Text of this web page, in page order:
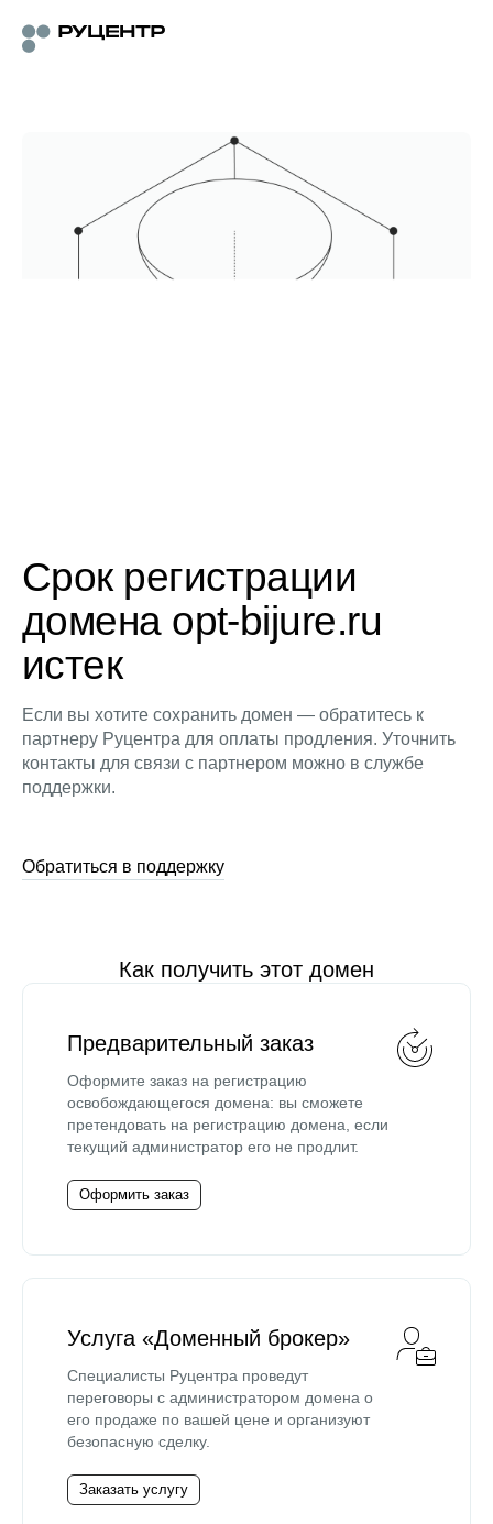
Срок регистрации
домена opt-bijure.ru
истек
Если вы хотите сохранить домен — обратитесь к
партнеру Руцентра для оплаты продления. Уточнить
контакты для связи с партнером можно в службе
поддержки.
Обратиться в поддержку
Как получить этот домен
Предварительный заказ
Оформите заказ на регистрацию
освобождающегося домена: вы сможете
претендовать на регистрацию домена, если
текущий администратор его не продлит.
Оформить заказ
Услуга «Доменный брокер»
Специалисты Руцентра проведут
переговоры с администратором домена о
его продаже по вашей цене и организуют
безопасную сделку.
Заказать услугу